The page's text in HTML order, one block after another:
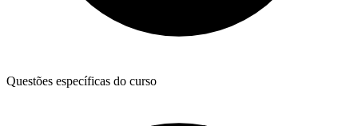
Questões específicas do curso